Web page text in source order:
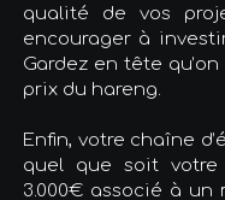
qualité de vos
encourager à
Gardez en tête
prix du hareng.
Enfin, votre chaîne
quel que soit
3.000€ associé à un